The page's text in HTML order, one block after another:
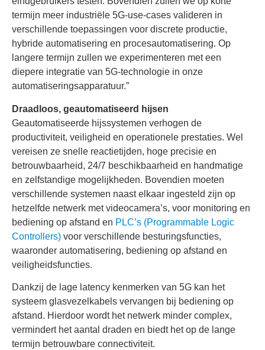
termijn meer industriële 5G-use-cases valideren in
verschillende toepassingen voor discrete productie,
hybride automatisering en procesautomatisering. Op
langere termijn zullen we experimenteren met een
diepere integratie van 5G-technologie in onze
automatiseringsapparatuur.”
Draadloos, geautomatiseerd hijsen
Geautomatiseerde hijssystemen verhogen de
productiviteit, veiligheid en operationele prestaties. Wel
vereisen ze snelle reactietijden, hoge precisie en
betrouwbaarheid, 24/7 beschikbaarheid en handmatige
en zelfstandige mogelijkheden. Bovendien moeten
verschillende systemen naast elkaar ingesteld zijn op
hetzelfde netwerk met videocamera’s, voor monitoring en
bediening op afstand en PLC’s (Programmable Logic
Controllers) voor verschillende besturingsfuncties,
waaronder automatisering, bediening op afstand en
veiligheidsfuncties.
Dankzij de lage latency kenmerken van 5G kan het
systeem glasvezelkabels vervangen bij bediening op
afstand. Hierdoor wordt het netwerk minder complex,
vermindert het aantal draden en biedt het op de lange
termijn betrouwbare connectiviteit.